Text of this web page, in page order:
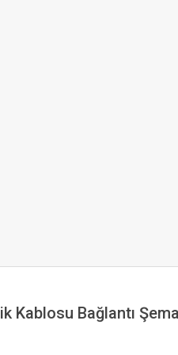
Kablosu Bağlantı